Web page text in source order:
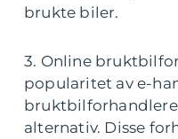
brukte biler.
3. Online
popularitet av e-
alternativ. Disse